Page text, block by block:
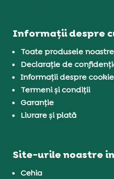
Informații despre
Toate produsele noastre
Declarație de
Informații despre
Termeni și condiții
Garanție
Livrare și plată
Site-urile noastre
Cehia